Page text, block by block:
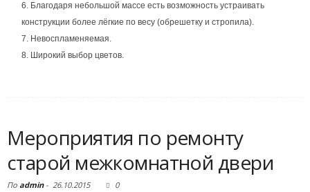
Благодаря небольшой массе есть возможность устраивать
конструкции более лёгкие по весу (обрешетку и стропила).
Невоспламеняемая.
Широкий выбор цветов.
Мероприятия по ремонту
старой межкомнатной двери
По admin- 26.10.2015 0